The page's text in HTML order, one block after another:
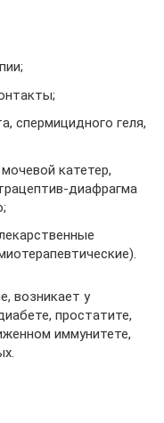
спермицидного геля,
катетер,
диафрагма
возникает у
простатите,
иммунитете,